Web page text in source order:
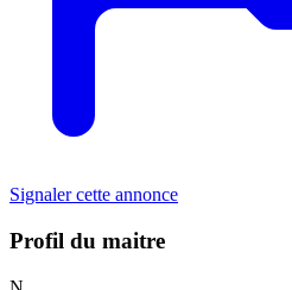
Signaler cette annonce
Profil du maitre